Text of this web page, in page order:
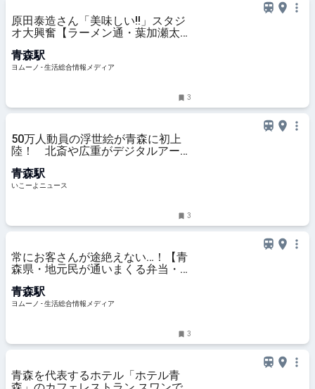
原田泰造さん「美味しい!!」スタジ
オ大興奮【ラーメン通・葉加瀬太郎
絶対食べる」煮干し系中華そばレポ
| ヨムーノ
青森駅
ヨムーノ - 生活総合情報メディア
3
50万人動員の浮世絵が青森に初上
陸！ 北斎や広重がデジタルアート
青森駅
いこーよニュース
3
常にお客さんが途絶えない…！【青
森県・地元民が通いまくる弁当・惣
当好き」“ 全国に知らせたい” その
美味しさ | ヨムーノ
青森駅
ヨムーノ - 生活総合情報メディア
3
青森を代表するホテル「ホテル青